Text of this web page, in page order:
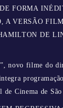
FORMA
A VERSÃO
DE
novo filme do
de Cinema de